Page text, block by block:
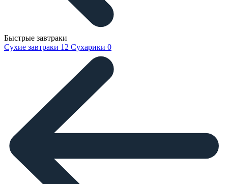
Быстрые завтраки
Сухие завтраки 12 Сухарики 0